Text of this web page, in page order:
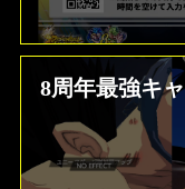
8周年最強キ